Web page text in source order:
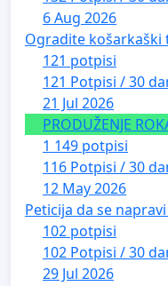
6 Aug 2026
Ogradite košarkaški
121 potpisi
121 Potpisi / 30
21 Jul 2026
PRODUŽENJE
1 149 potpisi
116 Potpisi / 30
12 May 2026
Peticija da se
102 potpisi
102 Potpisi / 30
29 Jul 2026